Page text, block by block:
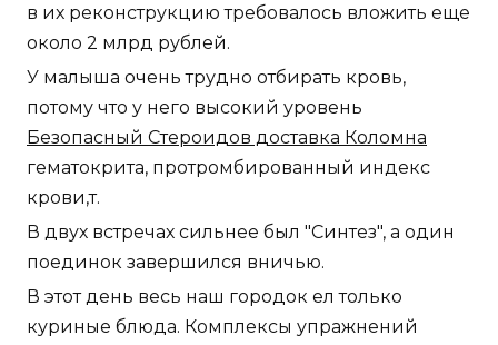
в их реконструкцию требовалось вложить еще
около 2 млрд рублей.
У малыша очень трудно отбирать кровь,
потому что у него высокий уровень
Безопасный Стероидов доставка Коломна
гематокрита, протромбированный индекс
крови,т.
В двух встречах сильнее был "Синтез", а один
поединок завершился вничью.
В этот день весь наш городок ел только
куриные блюда. Комплексы упражнений